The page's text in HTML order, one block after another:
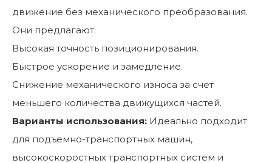
движение без механического преобразования.
Они предлагают:
Высокая точность позиционирования.
Быстрое ускорение и замедление.
Снижение механического износа за счет
меньшего количества движущихся частей.
Варианты использования: Идеально подходит
для подъемно-транспортных машин,
высокоскоростных транспортных систем и